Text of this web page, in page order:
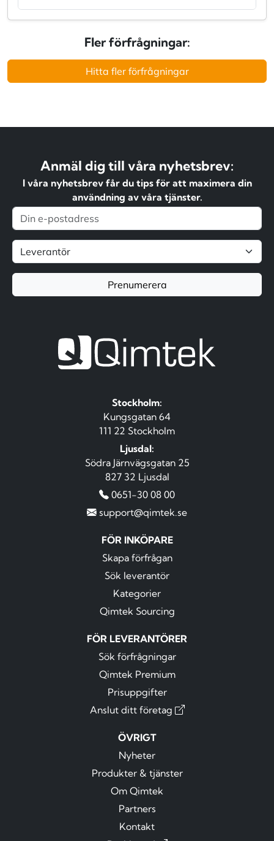
Fler förfrågningar:
Hitta fler förfrågningar
Anmäl dig till våra nyhetsbrev:
I våra nyhetsbrev får du tips för att maximera din
användning av våra tjänster.
Prenumerera
Stockholm:
Kungsgatan 64
111 22 Stockholm
Ljusdal:
Södra Järnvägsgatan 25
827 32 Ljusdal
0651-30 08 00
support@qimtek.se
FÖR INKÖPARE
Skapa förfrågan
Sök leverantör
Kategorier
Qimtek Sourcing
FÖR LEVERANTÖRER
Sök förfrågningar
Qimtek Premium
Prisuppgifter
Anslut ditt företag
ÖVRIGT
Nyheter
Produkter & tjänster
Om Qimtek
Partners
Kontakt